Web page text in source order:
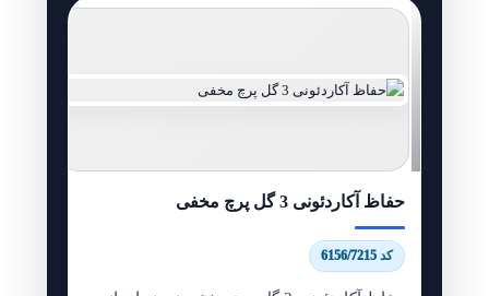
حفاظ آکاردئونی 3 گل پرچ مخفی
کد 6156/7215